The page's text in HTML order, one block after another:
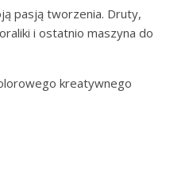
pasją tworzenia. Druty,
i ostatnio maszyna do
kreatywnego